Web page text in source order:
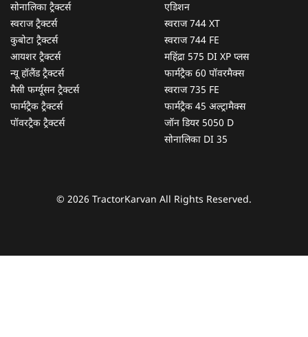
सोनालिका ट्रैक्टर्स
स्वराज ट्रैक्टर्स
कुबोटा ट्रैक्टर्स
आयशर ट्रैक्टर्स
न्यू हॉलैंड ट्रैक्टर्स
मैसी फर्ग्यूसन ट्रैक्टर्स
फार्मट्रैक ट्रैक्टर्स
पॉवरट्रैक ट्रैक्टर्स
एडिशन
स्वराज 744 XT
स्वराज 744 FE
महिंद्रा 575 DI XP प्लस
फार्मट्रैक 60 पॉवरमैक्स
स्वराज 735 FE
फार्मट्रैक 45 अल्ट्रामैक्स
जॉन डियर 5050 D
सोनालिका DI 35
© 2026 TractorKarvan All Rights Reserved.